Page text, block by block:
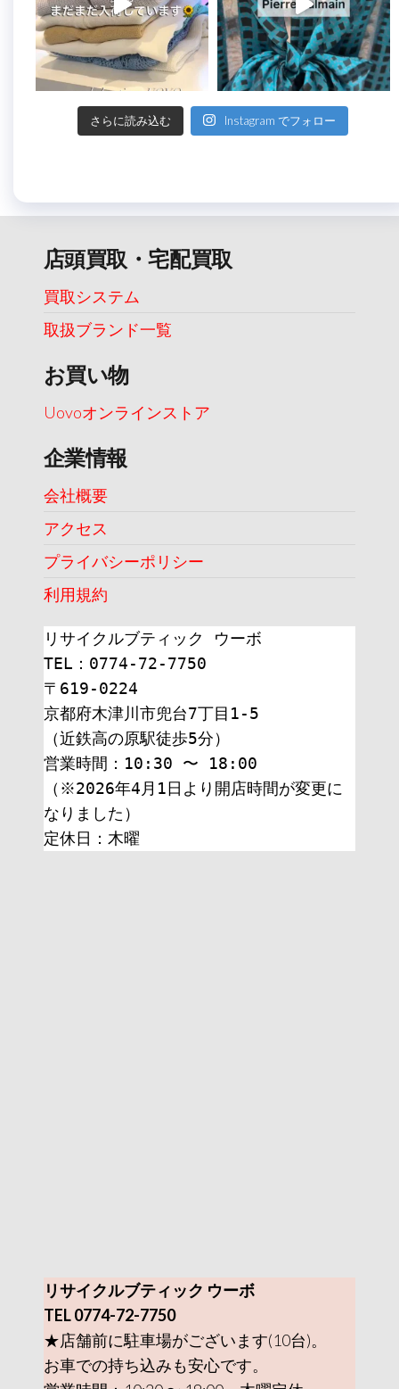
さらに読み込む Instagram でフォロー
店頭買取・宅配買取
買取システム
取扱ブランド一覧
お買い物
Uovoオンラインストア
企業情報
会社概要
アクセス
プライバシーポリシー
利用規約
リサイクルブティック ウーボ
TEL：0774-72-7750
〒619-0224
京都府木津川市兜台7丁目1-5
（近鉄高の原駅徒歩5分）
営業時間：10:30 〜 18:00
（※2026年4月1日より開店時間が変更に
なりました）
定休日：木曜
リサイクルブティック ウーボ
TEL 0774-72-7750
★店舗前に駐車場がございます(10台)。
お車での持ち込みも安心です。